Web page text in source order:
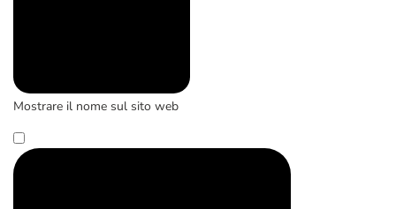
Mostrare il nome sul sito web